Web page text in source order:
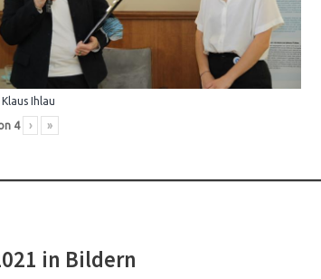
Ihlau
4 › »
in Bildern